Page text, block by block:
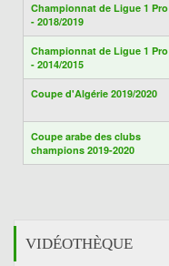
Championnat de Ligue 1 Pro
- 2018/2019
Championnat de Ligue 1 Pro
- 2014/2015
Coupe d'Algérie 2019/2020
Coupe arabe des clubs
champions 2019-2020
VIDÉOTHÈQUE